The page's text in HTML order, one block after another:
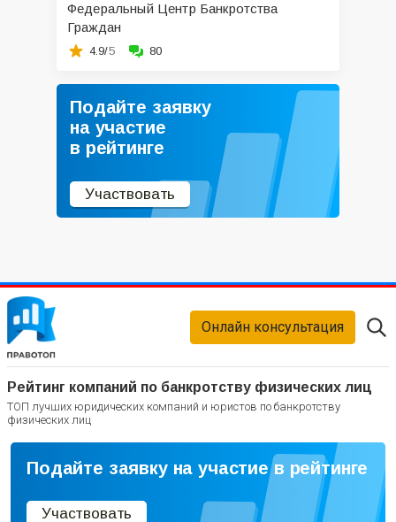
Федеральный Центр Банкротства
Граждан
4.9/5 80
Подайте заявку
на участие
в рейтинге
Участвовать
Рейтинг компаний по банкротству физических лиц
ТОП лучших юридических компаний и юристов по банкротству
физических лиц
Онлайн консультация
Подайте заявку на участие в рейтинге
Участвовать